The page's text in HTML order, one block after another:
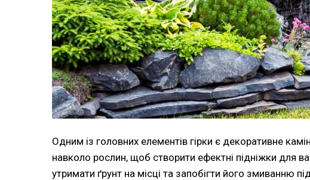
Одним із головних елементів гірки є декоративне
навколо рослин, щоб створити ефектні підніжки для
утримати ґрунт на місці та запобігти його змиванню